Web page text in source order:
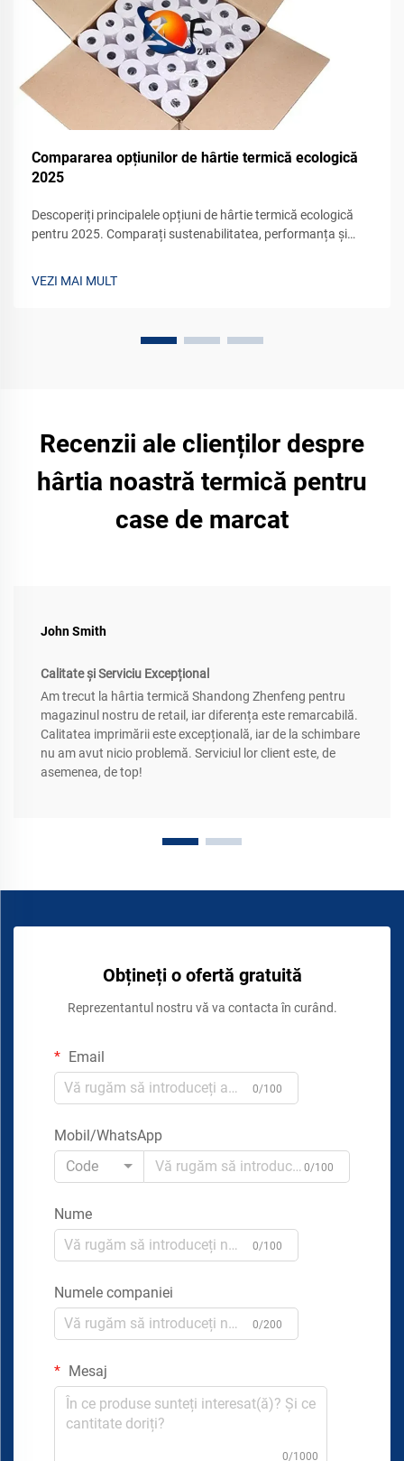
Compararea opțiunilor de hârtie termică ecologică
2025
Descoperiți principalele opțiuni de hârtie termică ecologică
pentru 2025. Comparați sustenabilitatea, performanța și
VEZI MAI MULT
Recenzii ale clienților despre
hârtia noastră termică pentru
case de marcat
John Smith
Calitate și Serviciu Excepțional
Am trecut la hârtia termică Shandong Zhenfeng pentru
magazinul nostru de retail, iar diferența este remarcabilă.
Calitatea imprimării este excepțională, iar de la schimbare
nu am avut nicio problemă. Serviciul lor client este, de
asemenea, de top!
Obțineți o ofertă gratuită
Reprezentantul nostru vă va contacta în curând.
Email
0/100
Mobil/WhatsApp
Code
0/100
Nume
0/100
Numele companiei
0/200
Mesaj
0/1000